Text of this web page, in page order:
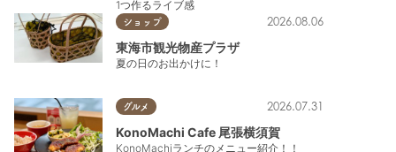
1つ作るライブ感
ショップ 2026.08.06
東海市観光物産プラザ
夏の日のお出かけに！
グルメ 2026.07.31
KonoMachi Cafe 尾張横須賀
KonoMachiランチのメニュー紹介！！